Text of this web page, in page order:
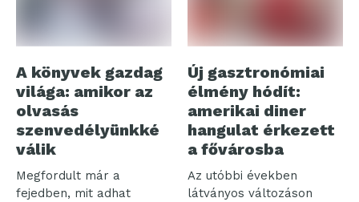
A könyvek gazdag
világa: amikor az
olvasás
szenvedélyünkké
válik
Megfordult már a
fejedben, mit adhat
Új gasztronómiai
élmény hódít:
amerikai diner
hangulat érkezett
a fővárosba
Az utóbbi években
látványos változáson